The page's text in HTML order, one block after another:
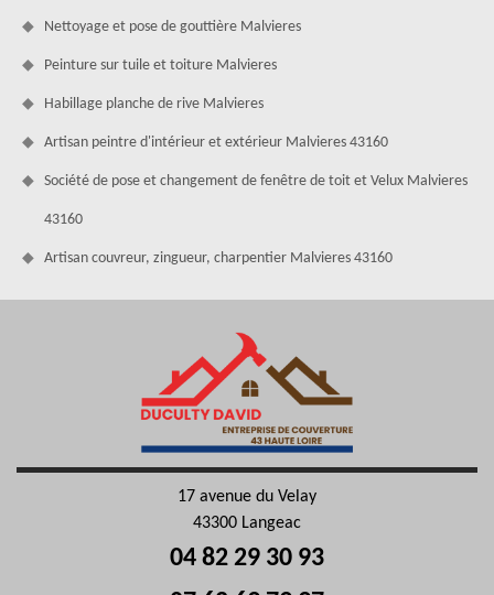
Nettoyage et pose de gouttière Malvieres
Peinture sur tuile et toiture Malvieres
Habillage planche de rive Malvieres
Artisan peintre d'intérieur et extérieur Malvieres 43160
Société de pose et changement de fenêtre de toit et Velux Malvieres
43160
Artisan couvreur, zingueur, charpentier Malvieres 43160
17 avenue du Velay
43300 Langeac
04 82 29 30 93